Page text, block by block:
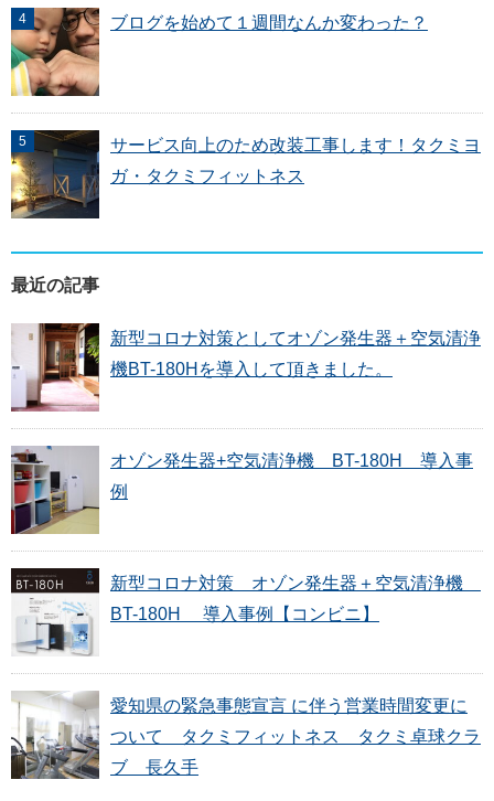
ブログを始めて１週間なんか変わった？
サービス向上のため改装工事します！タクミヨ
ガ・タクミフィットネス
最近の記事
新型コロナ対策としてオゾン発生器＋空気清浄
機BT-180Hを導入して頂きました。
オゾン発生器+空気清浄機 BT-180H 導入事
例
新型コロナ対策 オゾン発生器＋空気清浄機
BT-180H 導入事例【コンビニ】
愛知県の緊急事態宣言 に伴う営業時間変更に
ついて タクミフィットネス タクミ卓球クラ
ブ 長久手